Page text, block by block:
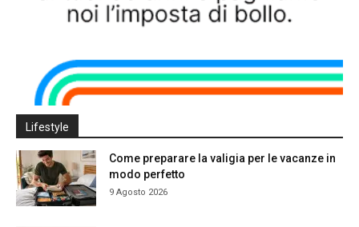
Lifestyle
Come preparare la valigia per le vacanze in
modo perfetto
9 Agosto 2026